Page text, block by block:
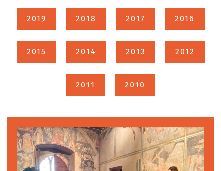
2019 2018 2017 2016
2015 2014 2013 2012
2011 2010